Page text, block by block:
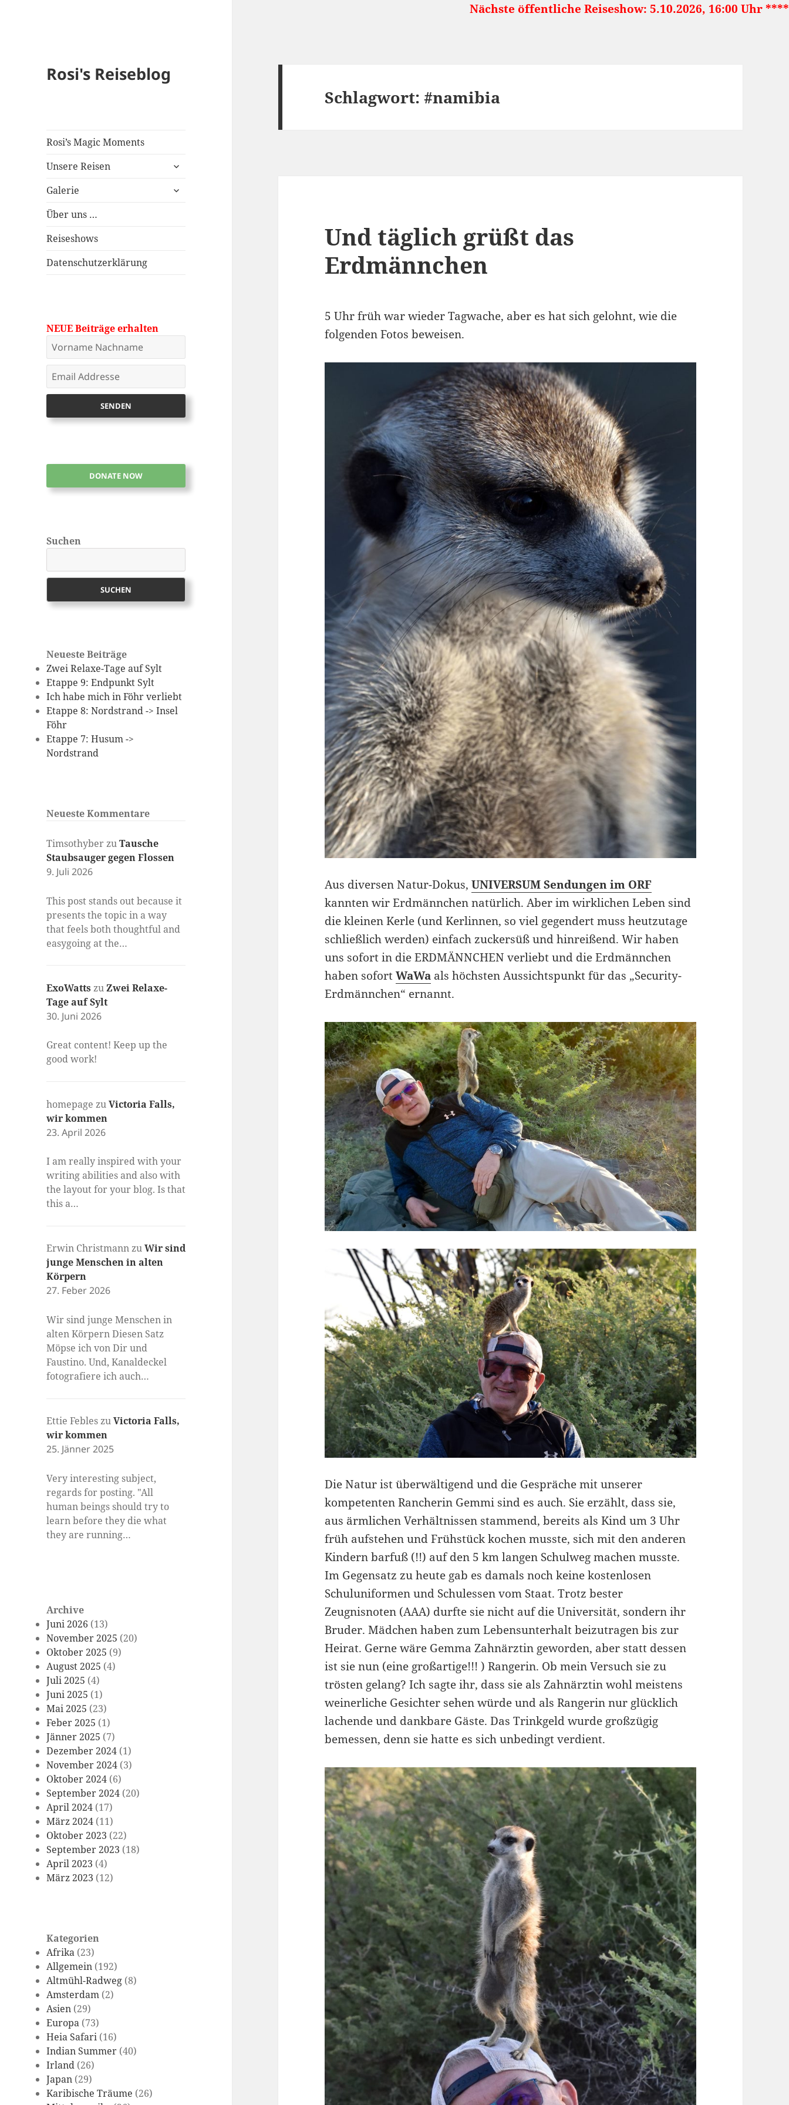
Nächste öffentliche Reiseshow: 5.10.2026, 16:00 Uhr ***** Japan: Land
Rosi's Reiseblog
Rosi’s Magic Moments
Unsere Reisen
expand
menu
Galerie
expand
Über uns …
Reiseshows
Datenschutzerklärung
NEUE Beiträge erhalten
DONATE NOW
Suchen
SUCHEN
Neueste Beiträge
Zwei Relaxe-Tage auf Sylt
Etappe 9: Endpunkt Sylt
Ich habe mich in Föhr verliebt
Etappe 8: Nordstrand -> Insel
Föhr
Etappe 7: Husum ->
Nordstrand
Neueste Kommentare
Timsothyber zuTausche
Staubsauger gegen Flossen
9. Juli 2026
This post stands out because it
presents the topic in a way
that feels both thoughtful and
easygoing at the…
ExoWatts zuZwei Relaxe-
Tage auf Sylt
30. Juni 2026
Great content! Keep up the
good work!
homepage zuVictoria Falls,
wir kommen
23. April 2026
I am really inspired with your
writing abilities and also with
the layout for your blog. Is that
this a…
Erwin ChristmannzuWir sind
junge Menschen in alten
Körpern
27. Feber 2026
Wir sind junge Menschen in
alten Körpern Diesen Satz
Möpse ich von Dir und
Faustino. Und, Kanaldeckel
fotografiere ich auch…
Ettie FebleszuVictoria Falls,
wir kommen
25. Jänner 2025
Very interesting subject,
regards for posting. "All
human beings should try to
learn before they die what
they are running…
Archive
Juni 2026 (13)
November 2025 (20)
Oktober 2025 (9)
August 2025 (4)
Juli 2025 (4)
Juni 2025 (1)
Mai 2025 (23)
Feber 2025 (1)
Jänner 2025 (7)
Dezember 2024 (1)
November 2024 (3)
Oktober 2024 (6)
September 2024 (20)
April 2024 (17)
März 2024 (11)
Oktober 2023 (22)
September 2023 (18)
April 2023 (4)
März 2023 (12)
Kategorien
Afrika (23)
Allgemein (192)
Altmühl-Radweg (8)
Amsterdam (2)
Asien (29)
Europa (73)
Heia Safari (16)
Indian Summer (40)
Irland (26)
Japan (29)
Karibische Träume (26)
Schlagwort:#namibia
Und täglich grüßt das
Erdmännchen
5 Uhr früh war wieder Tagwache, aber es hat sich gelohnt, wie die
folgenden Fotos beweisen.
Aus diversen Natur-Dokus,UNIVERSUM Sendungen im ORF
kannten wir Erdmännchen natürlich. Aber im wirklichen Leben sind
die kleinen Kerle (und Kerlinnen, so viel gegendert muss heutzutage
schließlich werden) einfach zuckersüß und hinreißend. Wir haben
uns sofort in die ERDMÄNNCHEN verliebt und die Erdmännchen
haben sofortWaWa als höchsten Aussichtspunkt für das „Security-
Erdmännchen“ ernannt.
Die Natur ist überwältigend und die Gespräche mit unserer
kompetenten Rancherin Gemmi sind es auch. Sie erzählt, dass sie,
aus ärmlichen Verhältnissen stammend, bereits als Kind um 3 Uhr
früh aufstehen und Frühstück kochen musste, sich mit den anderen
Kindern barfuß (!!) auf den 5 km langen Schulweg machen musste.
Im Gegensatz zu heute gab es damals noch keine kostenlosen
Schuluniformen und Schulessen vom Staat. Trotz bester
Zeugnisnoten (AAA) durfte sie nicht auf die Universität, sondern ihr
Bruder. Mädchen haben zum Lebensunterhalt beizutragen bis zur
Heirat. Gerne wäre Gemma Zahnärztin geworden, aber statt dessen
ist sie nun (eine großartige!!! ) Rangerin. Ob mein Versuch sie zu
trösten gelang? Ich sagte ihr, dass sie als Zahnärztin wohl meistens
weinerliche Gesichter sehen würde und als Rangerin nur glücklich
lachende und dankbare Gäste. Das Trinkgeld wurde großzügig
bemessen, denn sie hatte es sich unbedingt verdient.